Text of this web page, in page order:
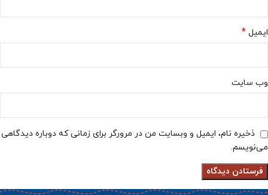
ایمیل *
وب‌ سایت
ذخیره نام، ایمیل و وبسایت من در مرورگر برای زمانی که دوباره دیدگاهی
می‌نویسم.